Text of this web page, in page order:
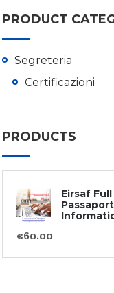
PRODUCT
Segreteria
Certificazioni
PRODUCTS
Eirsaf Full
€60.00